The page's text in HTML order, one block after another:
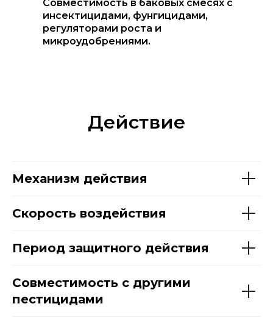
Совместимость в баковых смесях с
инсектицидами, фунгицидами,
регуляторами роста и
микроудобрениями.
Действие
Механизм действия
Скорость воздействия
Период защитного действия
Совместимость с другими
пестицидами